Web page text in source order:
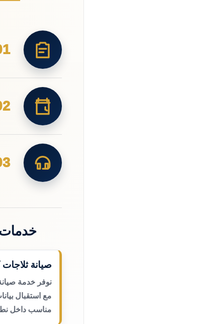
صيانة
نوفر خدمة
مع استقبال
مناسب داخل